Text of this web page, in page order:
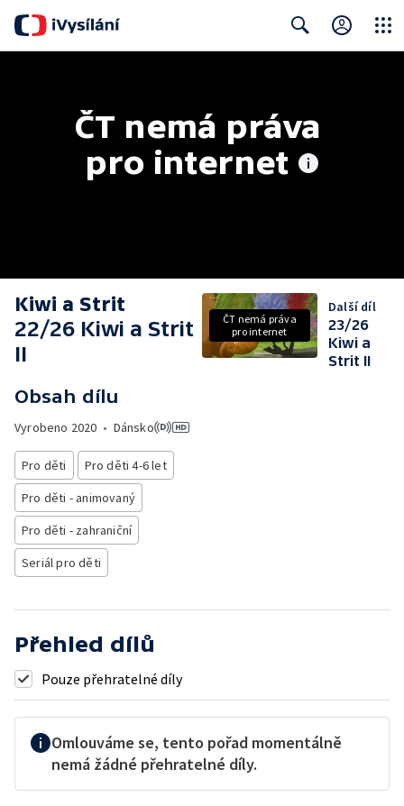
ČT nemá práva
pro internet
Kiwi a Strit
22/26 Kiwi a Strit
II
Obsah dílu
Vyrobeno 2020 • Dánsko
Pro děti
Pro děti 4-6 let
Pro děti - animovaný
Pro děti - zahraniční
Seriál pro děti
ČT nemá práva
pro internet
Další díl
23/26
Kiwi a
Strit II
Přehled dílů
Pouze přehratelné díly
Omlouváme se, tento pořad momentálně
nemá žádné přehratelné díly.